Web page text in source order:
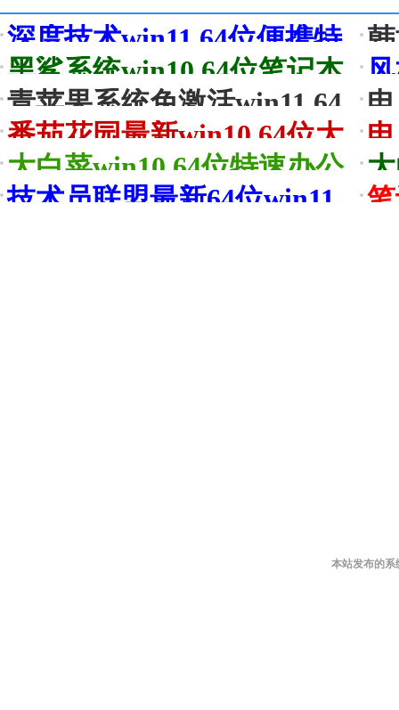
深度技术win11 64位便携特
快版v2026.08
黑鲨系统win10 64位笔记本
汉化版v2026.08
青苹果系统免激活win11 64
位不卡顿简体版v2026.08
番茄花园最新win10 64位大
神优品版v2026.08
大白菜win10 64位特速办公
版v2026.08免激活
技术员联盟最新64位win11
常
专
豪
活
先
版
本站发布的系